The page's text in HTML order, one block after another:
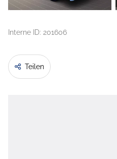
Interne ID: 201606
Teilen